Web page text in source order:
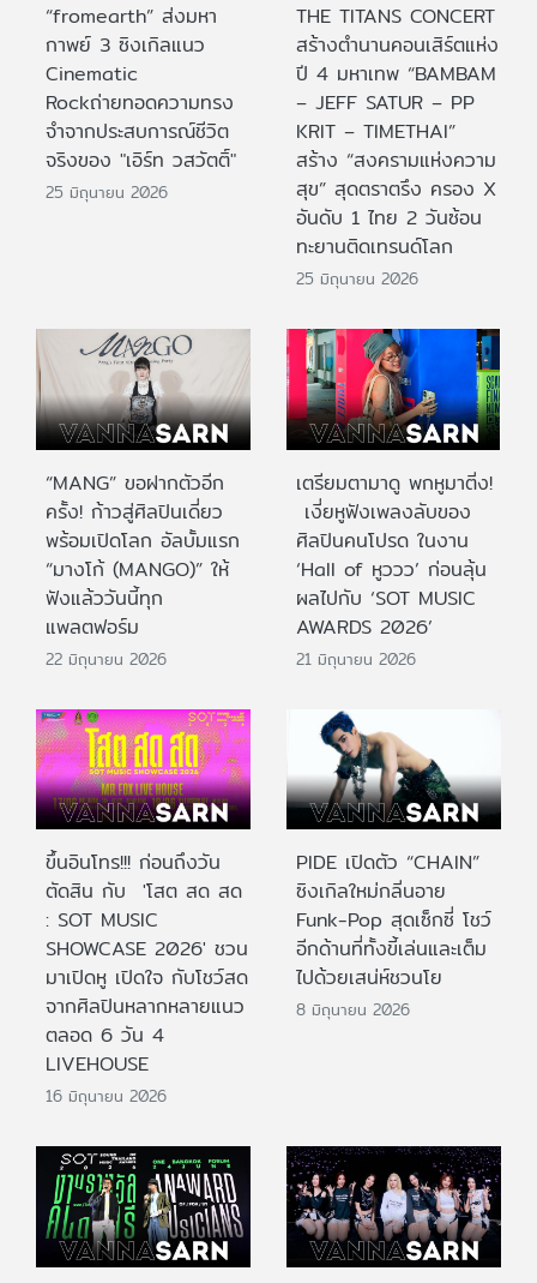
“fromearth” ส่งมหา
กาพย์ 3 ซิงเกิลแนว
Cinematic
Rockถ่ายทอดความทรง
จำจากประสบการณ์ชีวิต
จริงของ "เอิร์ท วสวัตติ์"
25 มิถุนายน 2026
THE TITANS CONCERT
สร้างตำนานคอนเสิร์ตแห่ง
ปี 4 มหาเทพ “BAMBAM
– JEFF SATUR – PP
KRIT – TIMETHAI”
สร้าง “สงครามแห่งความ
สุข” สุดตราตรึง ครอง X
อันดับ 1 ไทย 2 วันซ้อน
ทะยานติดเทรนด์โลก
25 มิถุนายน 2026
“MANG” ขอฝากตัวอีก
ครั้ง! ก้าวสู่ศิลปินเดี่ยว
พร้อมเปิดโลก อัลบั้มแรก
“มางโก้ (MANGO)” ให้
ฟังแล้ววันนี้ทุก
แพลตฟอร์ม
22 มิถุนายน 2026
เตรียมตามาดู พกหูมาติ่ง!
เงี่ยหูฟังเพลงลับของ
ศิลปินคนโปรด ในงาน
‘Hall of หูววว’ ก่อนลุ้น
ผลไปกับ ‘SOT MUSIC
AWARDS 2026’
21 มิถุนายน 2026
ขึ้นอินโทร!!! ก่อนถึงวัน
ตัดสิน กับ 'โสต สด สด
: SOT MUSIC
SHOWCASE 2026' ชวน
มาเปิดหู เปิดใจ กับโชว์สด
จากศิลปินหลากหลายแนว
ตลอด 6 วัน 4
LIVEHOUSE
16 มิถุนายน 2026
PIDE เปิดตัว “CHAIN”
ซิงเกิลใหม่กลิ่นอาย
Funk-Pop สุดเซ็กซี่ โชว์
อีกด้านที่ทั้งขี้เล่นและเต็ม
ไปด้วยเสน่ห์ชวนโย
8 มิถุนายน 2026